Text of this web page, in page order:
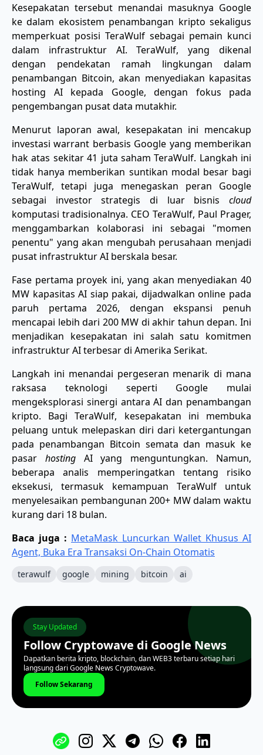
Kesepakatan tersebut menandai masuknya Google
ke dalam ekosistem penambangan kripto sekaligus
memperkuat posisi TeraWulf sebagai pemain kunci
dalam infrastruktur AI. TeraWulf, yang dikenal
dengan pendekatan ramah lingkungan dalam
penambangan Bitcoin, akan menyediakan kapasitas
hosting AI kepada Google, dengan fokus pada
pengembangan pusat data mutakhir.
Menurut laporan awal, kesepakatan ini mencakup
investasi warrant berbasis Google yang memberikan
hak atas sekitar 41 juta saham TeraWulf. Langkah ini
tidak hanya memberikan suntikan modal besar bagi
TeraWulf, tetapi juga menegaskan peran Google
sebagai investor strategis di luar bisnis cloud
komputasi tradisionalnya. CEO TeraWulf, Paul Prager,
menggambarkan kolaborasi ini sebagai "momen
penentu" yang akan mengubah perusahaan menjadi
pusat infrastruktur AI berskala besar.
Fase pertama proyek ini, yang akan menyediakan 40
MW kapasitas AI siap pakai, dijadwalkan online pada
paruh pertama 2026, dengan ekspansi penuh
mencapai lebih dari 200 MW di akhir tahun depan. Ini
menjadikan kesepakatan ini salah satu komitmen
infrastruktur AI terbesar di Amerika Serikat.
Langkah ini menandai pergeseran menarik di mana
raksasa teknologi seperti Google mulai
mengeksplorasi sinergi antara AI dan penambangan
kripto. Bagi TeraWulf, kesepakatan ini membuka
peluang untuk melepaskan diri dari ketergantungan
pada penambangan Bitcoin semata dan masuk ke
pasar hosting AI yang menguntungkan. Namun,
beberapa analis memperingatkan tentang risiko
eksekusi, termasuk kemampuan TeraWulf untuk
menyelesaikan pembangunan 200+ MW dalam waktu
kurang dari 18 bulan.
Baca juga : MetaMask Luncurkan Wallet Khusus AI
Agent, Buka Era Transaksi On-Chain Otomatis
terawulf google mining bitcoin ai
Stay Updated
Follow Cryptowave di Google News
Dapatkan berita kripto, blockchain, dan WEB3 terbaru setiap hari
langsung dari Google News Cryptowave.
Follow Sekarang